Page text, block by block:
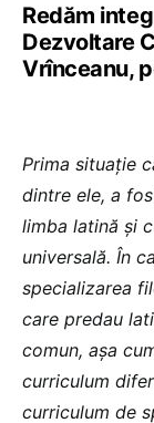
Redăm
Dezvoltare
Vrînceanu,
Prima situație
dintre ele, a
limba latină și
universală. În
specializarea
care predau
comun, așa
curriculum
curriculum de